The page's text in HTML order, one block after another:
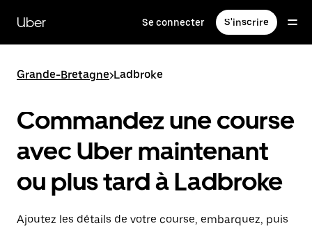
contenu
principal
Uber Se connecter S'inscrire
Grande-Bretagne>Ladbroke
Commandez une course
avec Uber maintenant
ou plus tard à Ladbroke
Ajoutez les détails de votre course, embarquez, puis